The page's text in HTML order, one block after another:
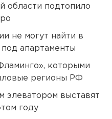
области подтопило
не могут найти в
апартаменты
которыми
регионы РФ
элеватором выставят
году